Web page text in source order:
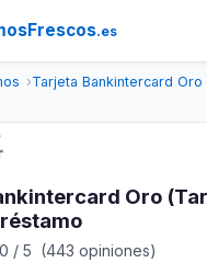
.es
Tarjeta Bankintercard Oro
Oro
/ 5 (443 opiniones)